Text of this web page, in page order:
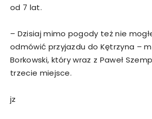
od 7 lat.
– Dzisiaj mimo pogody też nie
odmówić przyjazdu do Kętrzyna –
Borkowski, który wraz z Paweł
trzecie miejsce.
jz